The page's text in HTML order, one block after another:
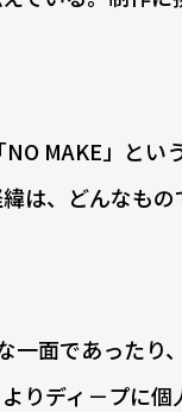
MAKE」とい
は、どんなもの
一面であったり
りディ－プに個